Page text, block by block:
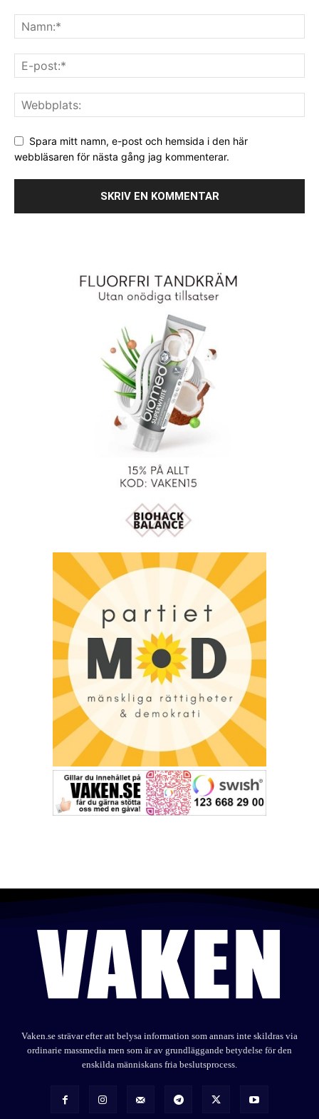
Spara mitt namn, e-post och hemsida i den här
webbläsaren för nästa gång jag kommenterar.
Vaken.se strävar efter att belysa information som annars inte skildras via
ordinarie massmedia men som är av grundläggande betydelse för den
enskilda människans fria beslutsprocess.